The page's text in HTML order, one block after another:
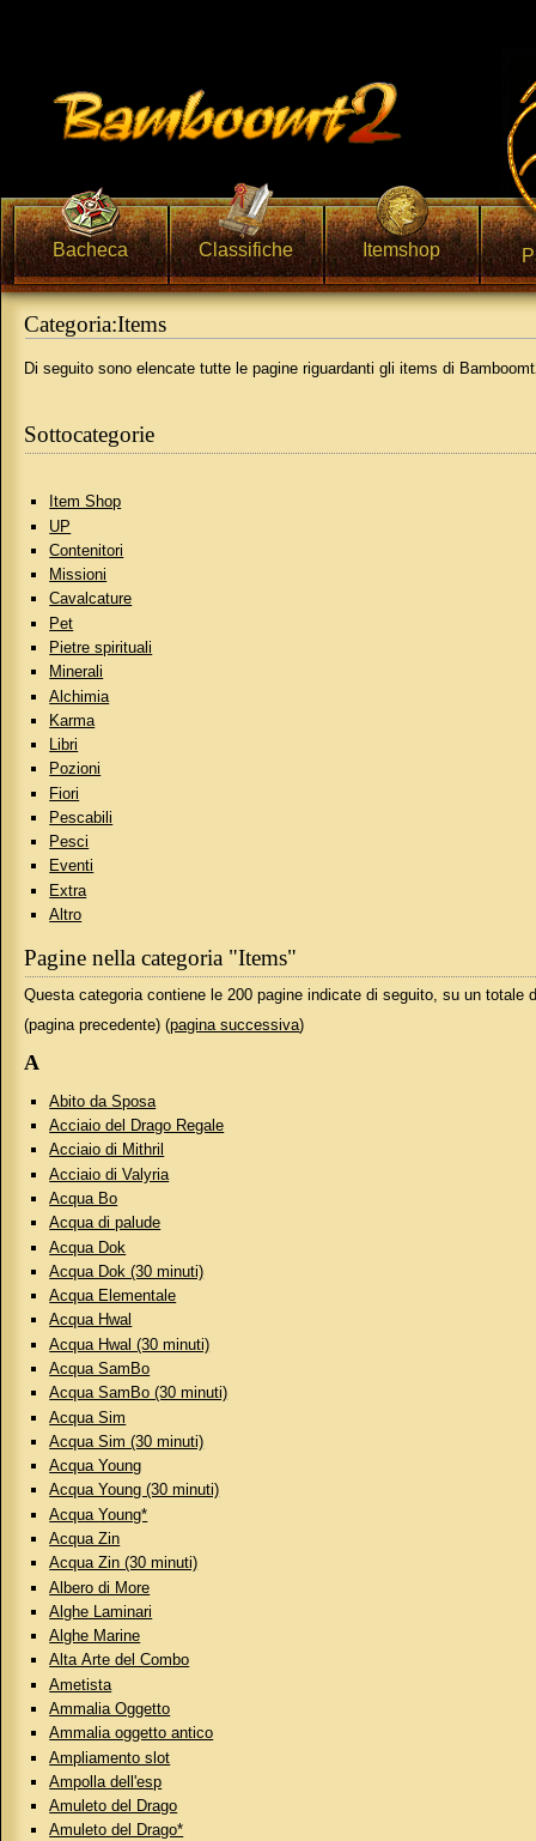
Bacheca Classifiche Itemshop
Categoria:Items
Di seguito sono elencate tutte le pagine riguardanti gli items di
Sottocategorie
Item Shop
UP
Contenitori
Missioni
Cavalcature
Pet
Pietre spirituali
Minerali
Alchimia
Karma
Libri
Pozioni
Fiori
Pescabili
Pesci
Eventi
Extra
Altro
Pagine nella categoria "Items"
Questa categoria contiene le 200 pagine indicate di seguito, su un totale
(pagina precedente) (pagina successiva)
A
Abito da Sposa
Acciaio del Drago Regale
Acciaio di Mithril
Acciaio di Valyria
Acqua Bo
Acqua di palude
Acqua Dok
Acqua Dok (30 minuti)
Acqua Elementale
Acqua Hwal
Acqua Hwal (30 minuti)
Acqua SamBo
Acqua SamBo (30 minuti)
Acqua Sim
Acqua Sim (30 minuti)
Acqua Young
Acqua Young (30 minuti)
Acqua Young*
Acqua Zin
Acqua Zin (30 minuti)
Albero di More
Alghe Laminari
Alghe Marine
Alta Arte del Combo
Ametista
Ammalia Oggetto
Ammalia oggetto antico
Ampliamento slot
Ampolla dell'esp
Amuleto del Drago
Amuleto del Drago*